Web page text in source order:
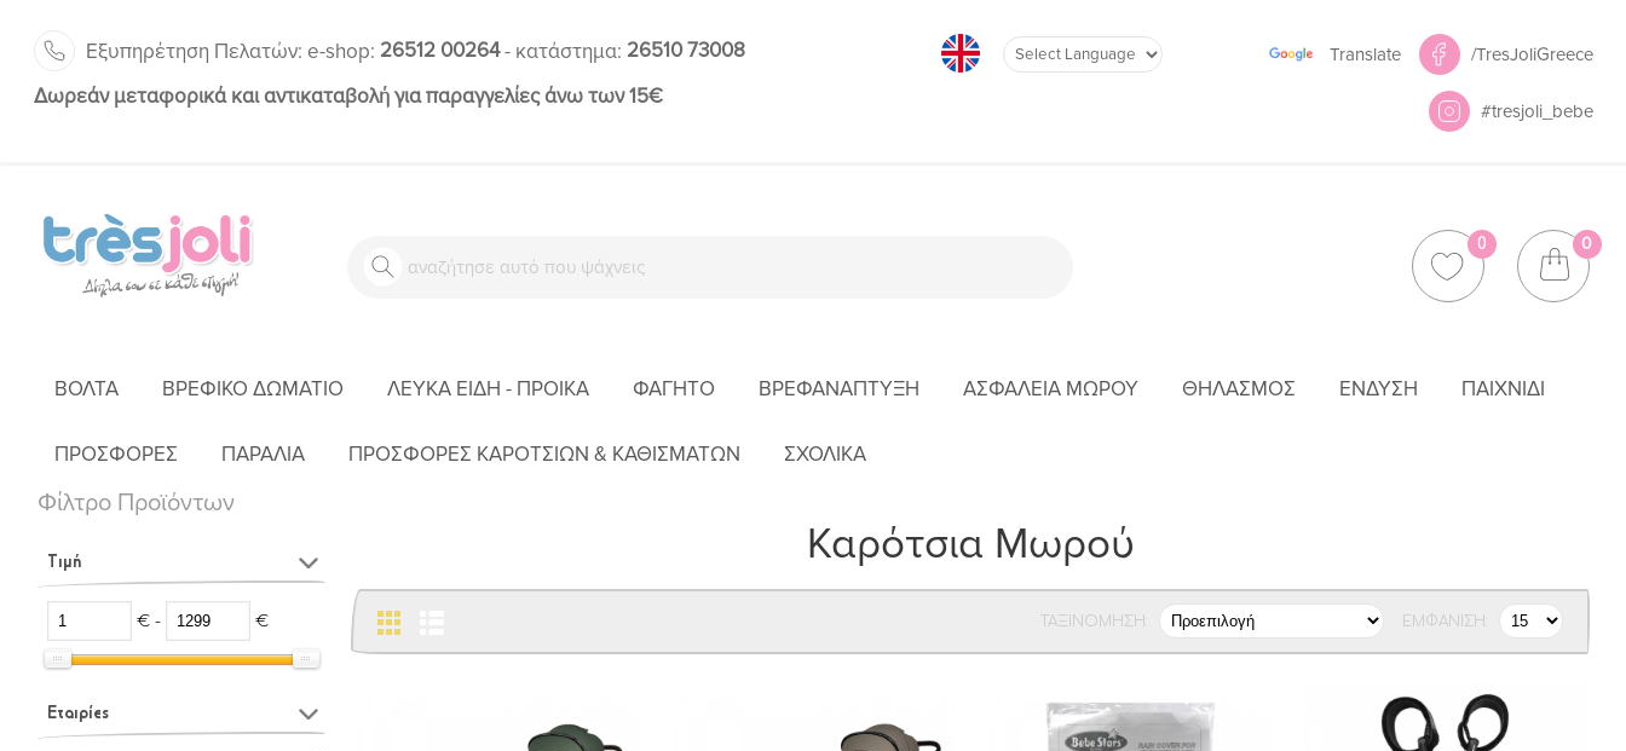
Εξυπηρέτηση Πελατών: e-shop: 26512 00264- κατάστημα: 26510 73008
Δωρεάν μεταφορικά και αντικαταβολή για παραγγελίες άνω των 15€
Translate /TresJoliGreece
#tresjoli_bebe
0 0
ΒΌΛΤΑ ΒΡΕΦΙΚΌ ΔΩΜΆΤΙΟ ΛΕΥΚΆ ΕΊΔΗ - ΠΡΟΊΚΑ ΦΑΓΗΤΌ ΒΡΕΦΑΝΆΠΤΥΞΗ ΑΣΦΆΛΕΙΑ ΜΩΡΟΎ ΘΗΛΑΣΜΌΣ ΈΝΔΥΣΗ ΠΑΙΧΝΊΔΙ
ΠΡΟΣΦΟΡΕΣ ΠΑΡΑΛΙΑ ΠΡΟΣΦΟΡΕΣ ΚΑΡΟΤΣΙΩΝ & ΚΑΘΙΣΜΑΤΩΝ ΣΧΟΛΙΚΑ
Φίλτρο Προϊόντων
Τιμή
€ - €
Εταιρίες
Καρότσια Μωρού
ΕΜΦΆΝΙΣΗ:
ΤΑΞΙΝΌΜΗΣΗ: